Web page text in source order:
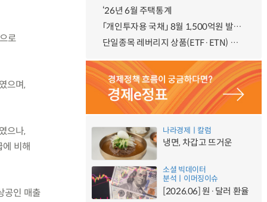
로
으며,
으나,
비해
공인 매출
‘26년 6월 주택통계
「개인투자용 국채」 8월 1,500억원 발행 예정
단일종목 레버리지 상품(ETF·ETN) 기본예탁금 강화 조기시행 방안 안내
나라경제ㅣ칼럼
냉면, 차갑고 뜨거운
소셜 빅데이터
분석ㅣ이머징이슈
[2026.06] 원·달러 환율